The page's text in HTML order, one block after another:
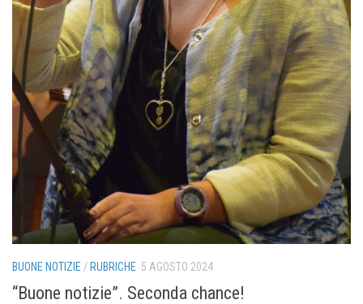
BUONE NOTIZIE / RUBRICHE 5 AGOSTO 2024
“Buone notizie”. Seconda chance!